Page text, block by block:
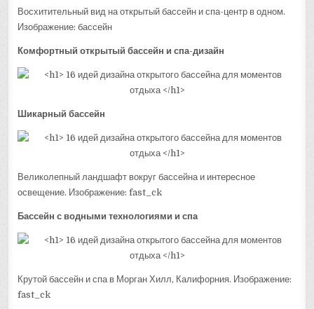
Восхитительный вид на открытый бассейн и спа-центр в одном.
Изображение: бассейн
Комфортный открытый бассейн и спа-дизайн
Шикарный бассейн
Великолепный ландшафт вокруг бассейна и интересное
освещение. Изображение: fast_ck
Бассейн с водными технологиями и спа
Крутой бассейн и спа в Морган Хилл, Калифорния. Изображение:
fast_ck